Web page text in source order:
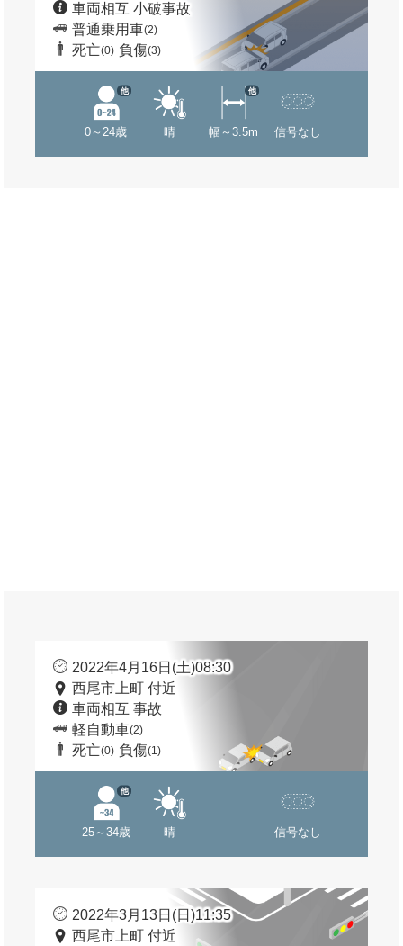
車両相互 小破事故
普通乗用車(2)
死亡(0) 負傷(3)
0～24歳
他
晴 幅～3.5m
他
信号なし
2022年4月16日(土)08:30
西尾市上町 付近
車両相互 事故
軽自動車(2)
死亡(0) 負傷(1)
25～34歳
他
晴 信号なし
2022年3月13日(日)11:35
西尾市上町 付近